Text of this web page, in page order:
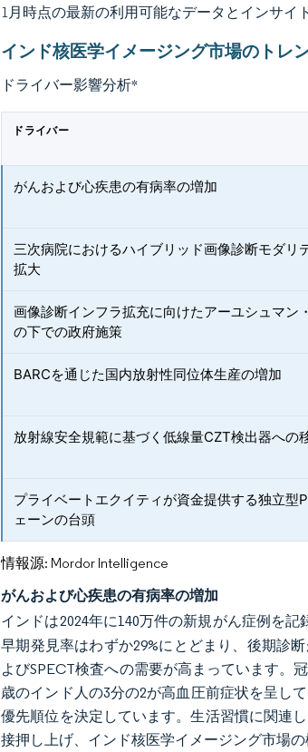
1月時点の最新の利用可能なデータとインサイ
インド核医学イメージング市場のトレ
ドライバー影響分析*
ドライバー
がんおよび心疾患の有病率の増加
三次病院におけるハイブリッド画像診断モダリ
拡大
画像診断インフラ拡充に向けたアーユシュマン
の下での政府施策
BARCを通じた国内放射性同位体生産の増加
放射線安全規範に基づく低線量CZT検出器への
プライベートエクイティが資金提供する独立型
ェーンの台頭
情報源: Mordor Intelligence
がんおよび心疾患の有病率の増加
インドは2024年に140万件の新規がん症例を
早期発見率はわずか29%にとどまり、後期診
よびSPECT検査への需要が高まっています。
歳のインド人の3分の2が高血圧前症状を呈し
優先順位を決定しています。生活習慣に関連
接押し上げ、インド核医学イメージング市場の